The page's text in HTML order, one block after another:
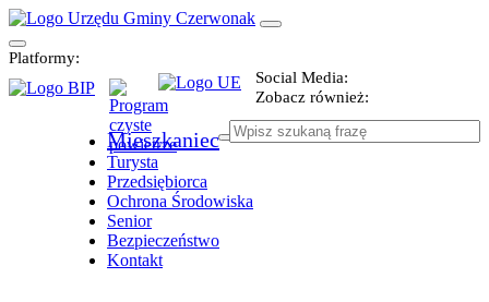
Platformy:
Social Media:
Zobacz również:
Mieszkaniec
Turysta
Przedsiębiorca
Ochrona Środowiska
Senior
Bezpieczeństwo
Kontakt